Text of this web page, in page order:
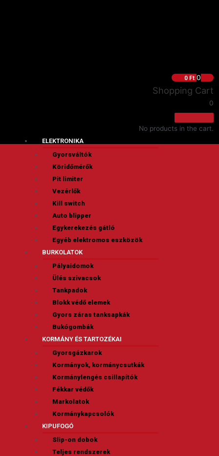
0 Ft 0
Shopping Cart
0
No products in the cart.
ELEKTRONIKA
Gyorsváltók
Köridőmérők
Pit limiter
Vezérlők
Kill switch
Auto blipper
Egykerekezés gátló
Egyéb elektromos eszközök
BURKOLATOK
Pályaidomok
Ülés szivacsok
Tankpadok
Blokk védő elemek
Gyors záras tanksapkák
Bukógombák
KORMÁNY ÉS TARTOZÉKAI
Gyorsgázkarok
Kormányok, kormánycsutkák
Kormánylengés csillapítók
Fékkar védők
Markolatok
Kormánykapcsolók
KIPUFOGÓ
Slip-on dobok
Teljes rendszerek